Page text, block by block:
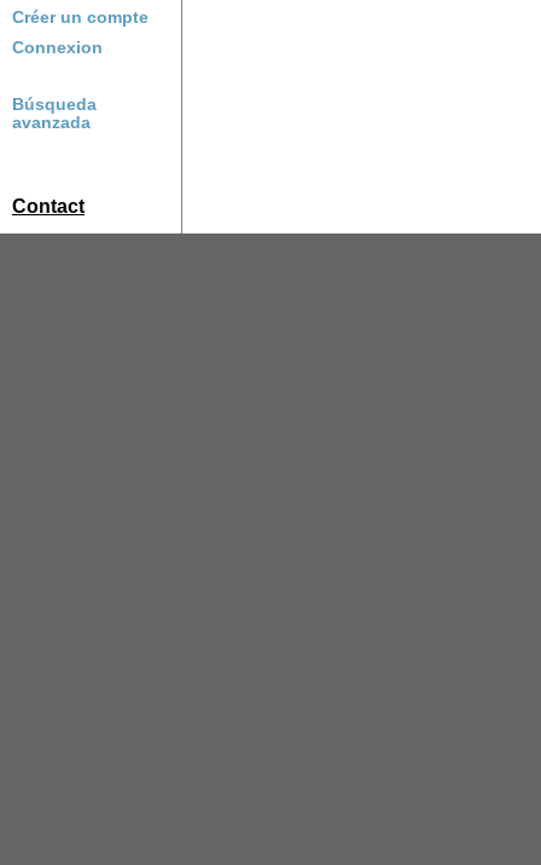
Créer un compte
Connexion
Búsqueda
avanzada
Contact